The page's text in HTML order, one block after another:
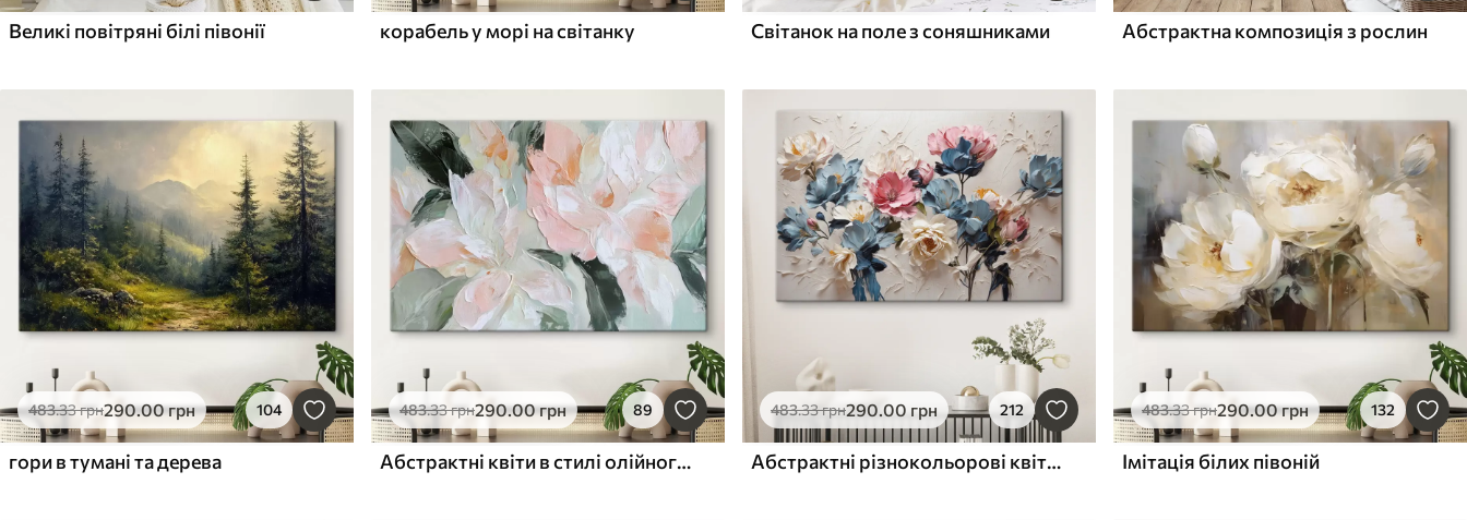
Великі повітряні білі півонії корабель у морі на світанку Світанок на поле з соняшниками Абстрактна композиція з рослин
483.33грн290.00грн 104
гори в тумані та дерева
483.33грн290.00грн 89
Абстрактні квіти в стилі олійного живопису
483.33грн290.00 грн 212
Абстрактні різнокольорові квіти олією
483.33грн290.00грн 132
Імітація білих півоній